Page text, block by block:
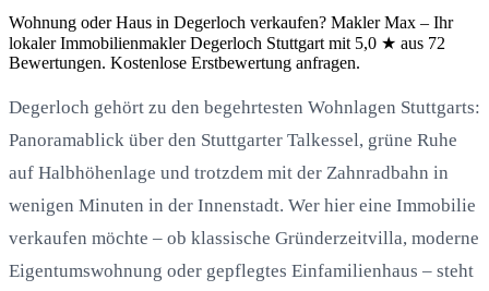
Wohnung oder Haus in Degerloch verkaufen? Makler Max – Ihr
lokaler Immobilienmakler Degerloch Stuttgart mit 5,0 ★ aus 72
Bewertungen. Kostenlose Erstbewertung anfragen.
Degerloch gehört zu den begehrtesten Wohnlagen Stuttgarts:
Panoramablick über den Stuttgarter Talkessel, grüne Ruhe
auf Halbhöhenlage und trotzdem mit der Zahnradbahn in
wenigen Minuten in der Innenstadt. Wer hier eine Immobilie
verkaufen möchte – ob klassische Gründerzeitvilla, moderne
Eigentumswohnung oder gepflegtes Einfamilienhaus – steht